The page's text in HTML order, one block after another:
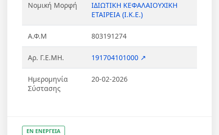
Νομική Μορφή
ΙΔΙΩΤΙΚΗ ΚΕΦΑΛΑΙΟΥΧΙΚΗ
ΕΤΑΙΡΕΙΑ (Ι.Κ.Ε.)
Α.Φ.Μ 803191274
Αρ. Γ.Ε.ΜΗ. 191704101000 ↗
Ημερομηνία
Σύστασης
20-02-2026
ΕΝ ΕΝΕΡΓΕΙΑ